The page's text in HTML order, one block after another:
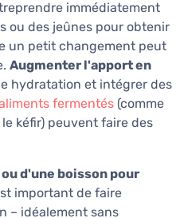
immédiatement
ou des jeûnes pour obtenir
un petit changement peut
Augmenter l'apport en
hydratation et intégrer des
fermentés (comme
kéfir) peuvent faire des
d'une boisson pour
important de faire
– idéalement sans